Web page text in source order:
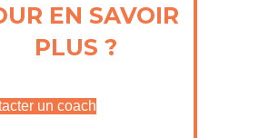
EN SAVOIR
PLUS ?
un coach